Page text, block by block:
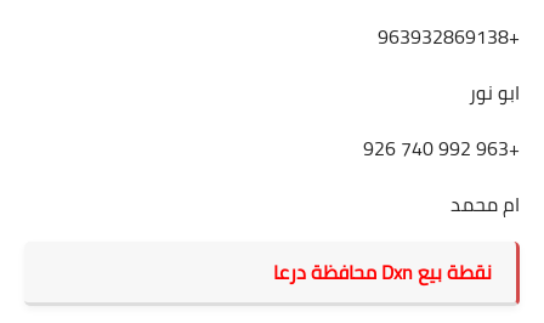
+963932869138
ابو نور
+963 992 740 926
ام محمد
نقطة بيع Dxn محافظة درعا